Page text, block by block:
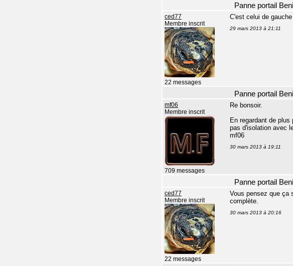
Panne portail
ced77
Membre inscrit
22 messages
C'est celui de
29 mars 2013 à 21:11
Panne portail
mf06
Membre inscrit
709 messages
Re bonsoir.
En regardant de
pas d'isolation avec
mf06
30 mars 2013 à 19:11
Panne portail
ced77
Membre inscrit
22 messages
Vous pensez que ça
complète.
30 mars 2013 à 20:16